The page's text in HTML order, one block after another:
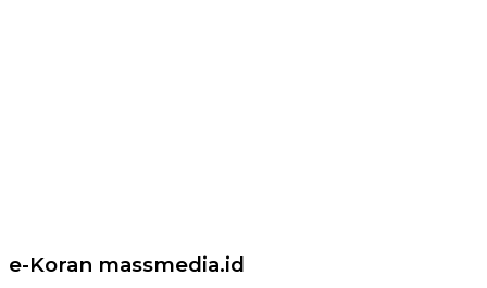
e-Koran massmedia.id